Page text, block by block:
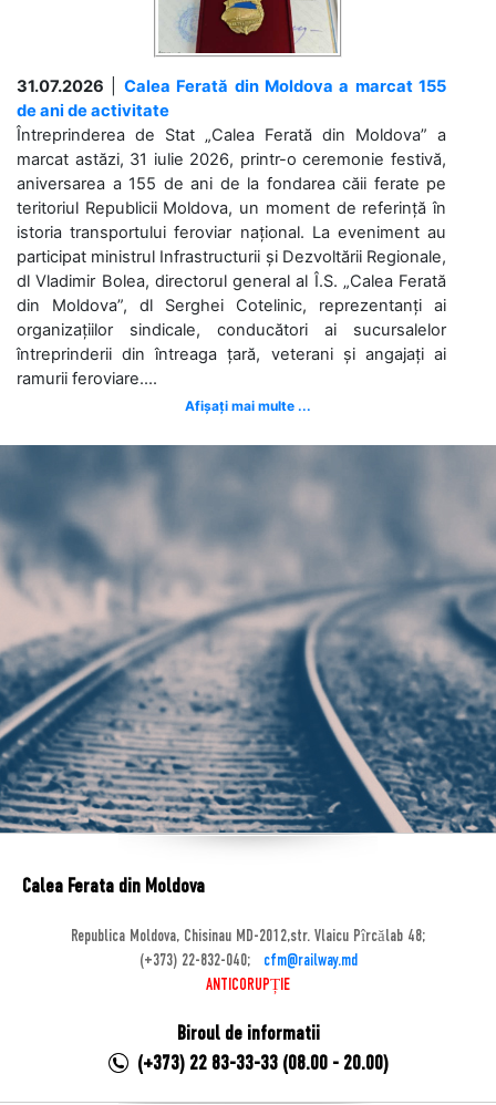
31.07.2026
Calea Ferată din Moldova a marcat 155
de ani de activitate
Întreprinderea de Stat „Calea Ferată din Moldova” a
marcat astăzi, 31 iulie 2026, printr-o ceremonie festivă,
aniversarea a 155 de ani de la fondarea căii ferate pe
teritoriul Republicii Moldova, un moment de referință în
istoria transportului feroviar național. La eveniment au
participat ministrul Infrastructurii și Dezvoltării Regionale,
dl Vladimir Bolea, directorul general al Î.S. „Calea Ferată
din Moldova”, dl Serghei Cotelinic, reprezentanți ai
organizațiilor sindicale, conducători ai sucursalelor
întreprinderii din întreaga țară, veterani și angajați ai
ramurii feroviare....
Afișați mai multe ...
Calea Ferata din Moldova
Republica Moldova, Chisinau MD-2012,str. Vlaicu Pîrcălab 48;
(+373) 22-832-040;
cfm@railway.md
ANTICORUPȚIE
Biroul de informatii
(+373) 22 83-33-33 (08.00 - 20.00)